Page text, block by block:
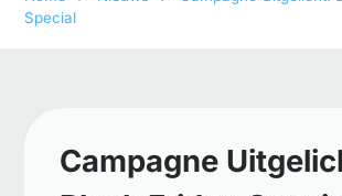
Special
Campagne